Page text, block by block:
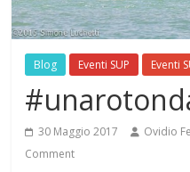
Blog Eventi SUP Eventi
30 Maggio 2017 Ovidio
Comment